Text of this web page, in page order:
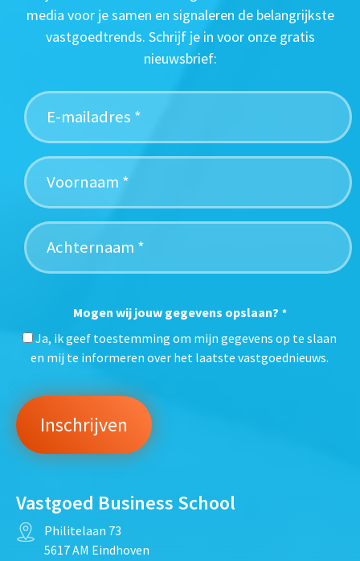
media voor je samen en signaleren de belangrijkste
vastgoedtrends. Schrijf je in voor onze gratis
nieuwsbrief:
Mogen wij jouw gegevens opslaan? *
Ja, ik geef toestemming om mijn gegevens op te slaan
en mij te informeren over het laatste vastgoednieuws.
Vastgoed Business School
Philitelaan 73
5617 AM Eindhoven